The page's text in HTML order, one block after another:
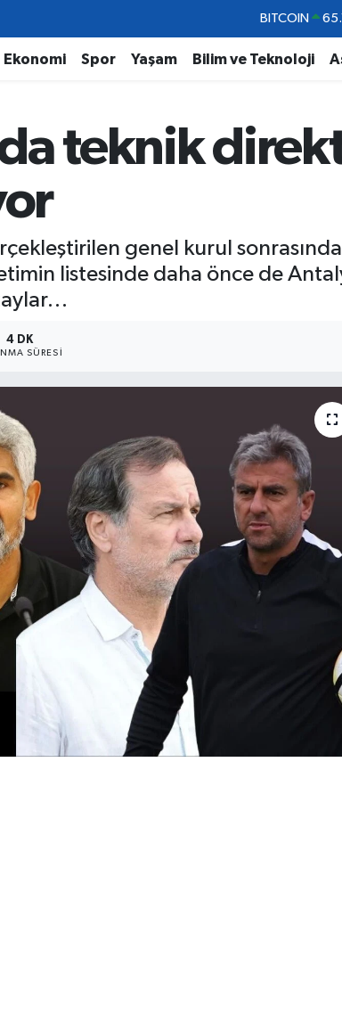
DOLAR
EURO
BİST100
Ekonomi Spor Yaşam Bilim ve Teknoloji
teknik
genel kurul sonrasında
listesinde daha önce de
4 DK
SÜRESI